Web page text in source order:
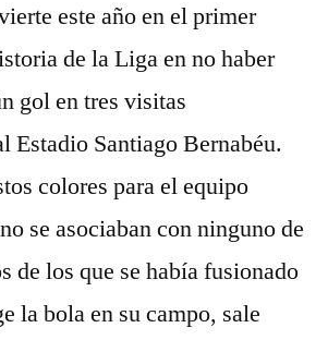
este año en el primer
de la Liga en no haber
gol en tres visitas
Estadio Santiago Bernabéu.
colores para el equipo
se asociaban con ninguno de
de los que se había fusionado
la bola en su campo, sale